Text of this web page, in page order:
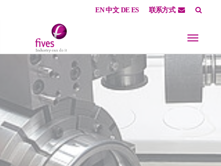
Skip to main content
Skip to page footer
EN 中文 DE ES 联系方式